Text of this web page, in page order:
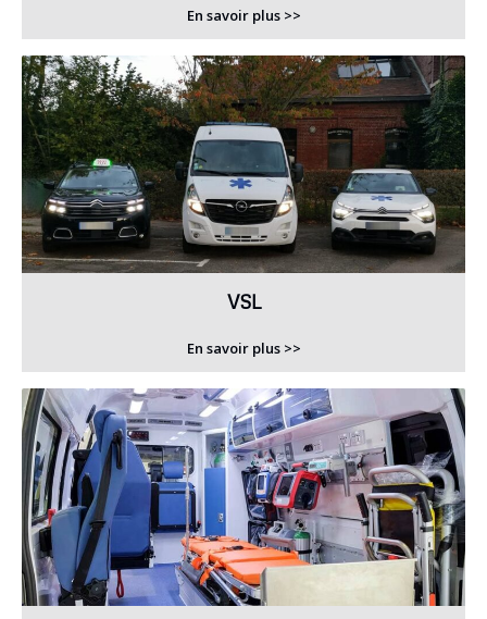
En savoir plus >>
VSL
En savoir plus >>